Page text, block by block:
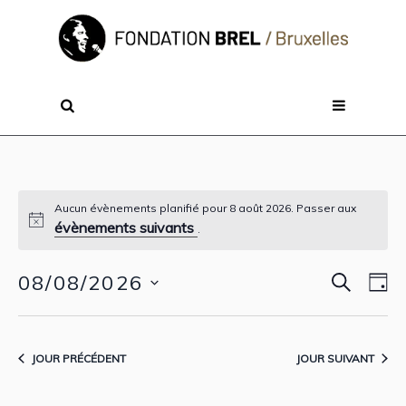
Notice
Aucun évènements planifié pour 8 août 2026. Passer aux
évènements suivants
et
08/08/2026
Sélectionnez
date.JOUR PRÉCÉDENT JOUR SUIVANT